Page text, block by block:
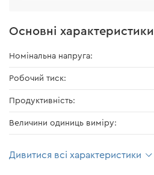
Основні характеристики
Номінальна напруга:
Робочий тиск:
Продуктивність:
Величини одиниць виміру:
Дивитися всі характеристики